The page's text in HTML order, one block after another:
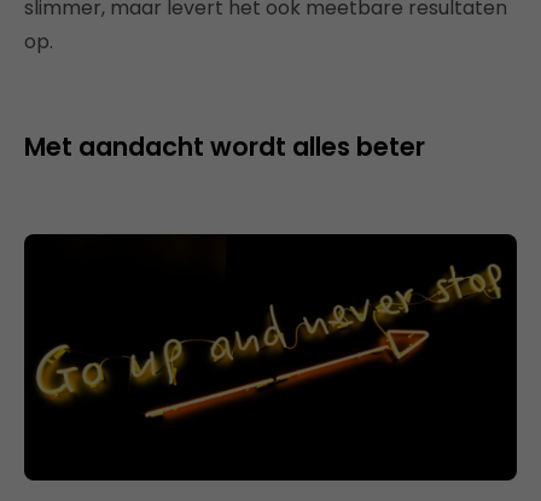
slimmer, maar levert het ook meetbare resultaten
op.
Met aandacht wordt alles beter